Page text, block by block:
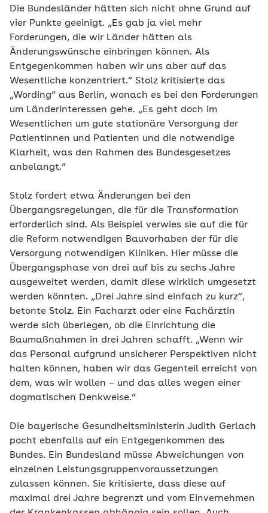
Die Bundesländer hätten sich nicht ohne Grund auf
vier Punkte geeinigt. „Es gab ja viel mehr
Forderungen, die wir Länder hätten als
Änderungswünsche einbringen können. Als
Entgegenkommen haben wir uns aber auf das
Wesentliche konzentriert.“ Stolz kritisierte das
„Wording“ aus Berlin, wonach es bei den Forderungen
um Länderinteressen gehe. „Es geht doch im
Wesentlichen um gute stationäre Versorgung der
Patientinnen und Patienten und die notwendige
Klarheit, was den Rahmen des Bundesgesetzes
anbelangt.“
Stolz fordert etwa Änderungen bei den
Übergangsregelungen, die für die Transformation
erforderlich sind. Als Beispiel verwies sie auf die für
die Reform notwendigen Bauvorhaben der für die
Versorgung notwendigen Kliniken. Hier müsse die
Übergangsphase von drei auf bis zu sechs Jahre
ausgeweitet werden, damit diese wirklich umgesetzt
werden könnten. „Drei Jahre sind einfach zu kurz“,
betonte Stolz. Ein Facharzt oder eine Fachärztin
werde sich überlegen, ob die Einrichtung die
Baumaßnahmen in drei Jahren schafft. „Wenn wir
das Personal aufgrund unsicherer Perspektiven nicht
halten können, haben wir das Gegenteil erreicht von
dem, was wir wollen – und das alles wegen einer
dogmatischen Denkweise.“
Die bayerische Gesundheitsministerin Judith Gerlach
pocht ebenfalls auf ein Entgegenkommen des
Bundes. Ein Bundesland müsse Abweichungen von
einzelnen Leistungsgruppenvoraussetzungen
zulassen können. Sie kritisierte, dass diese auf
maximal drei Jahre begrenzt und vom Einvernehmen